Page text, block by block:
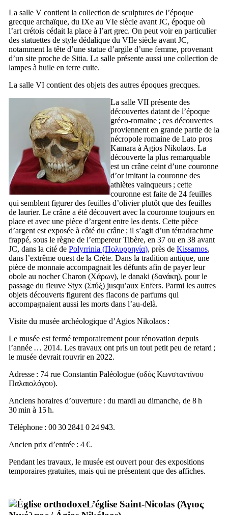
La salle V contient la collection de sculptures de l’époque
grecque archaïque, du IXe au VIe siècle avant JC, époque où
l’art crétois cédait la place à l’art grec. On peut voir en particulier
des statuettes de style dédalique du VIIe siècle avant JC,
notamment la tête d’une statue d’argile d’une femme, provenant
d’un site proche de Sitia. La salle présente aussi une collection de
lampes à huile en terre cuite.
La salle VI contient des objets des autres époques grecques.
La salle VII présente des
découvertes datant de l’époque
gréco-romaine ; ces découvertes
proviennent en grande partie de la
nécropole romaine de Lato pros
Kamara à Agios Nikolaos. La
découverte la plus remarquable
est un crâne ceint d’une couronne
d’or imitant la couronne des
athlètes vainqueurs ; cette
couronne est faite de 24 feuilles
qui semblent figurer des feuilles d’olivier plutôt que des feuilles
de laurier. Le crâne a été découvert avec la couronne toujours en
place et avec une pièce d’argent entre les dents. Cette pièce
d’argent est exposée à côté du crâne ; il s’agit d’un tétradrachme
frappé, sous le règne de l’empereur Tibère, en 37 ou en 38 avant
JC, dans la cité de Polyrrinia (Πολυρρηνία), près de Kissamos,
dans l’extrême ouest de la Crète. Dans la tradition antique, une
pièce de monnaie accompagnait les défunts afin de payer leur
obole au nocher Charon (Χάρων), le danaki (δανάκη), pour le
passage du fleuve Styx (Στύξ) jusqu’aux Enfers. Parmi les autres
objets découverts figurent des flacons de parfums qui
accompagnaient aussi les morts dans l’au-delà.
Visite du musée archéologique d’Agios Nikolaos :
Le musée est fermé temporairement pour rénovation depuis
l’année … 2014. Les travaux ont pris un tout petit peu de retard ;
le musée devrait rouvrir en 2022.
Adresse : 74 rue Constantin Paléologue (οδός Κωνσταντίνου
Παλαιολόγου).
Anciens horaires d’ouverture : du mardi au dimanche, de 8 h
30 min à 15 h.
Téléphone : 00 30 2841 0 24 943.
Ancien prix d’entrée : 4 €.
Pendant les travaux, le musée est ouvert pour des expositions
temporaires gratuites, mais qui ne présentent que des affiches.
L’église Saint-Nicolas (Άγιος